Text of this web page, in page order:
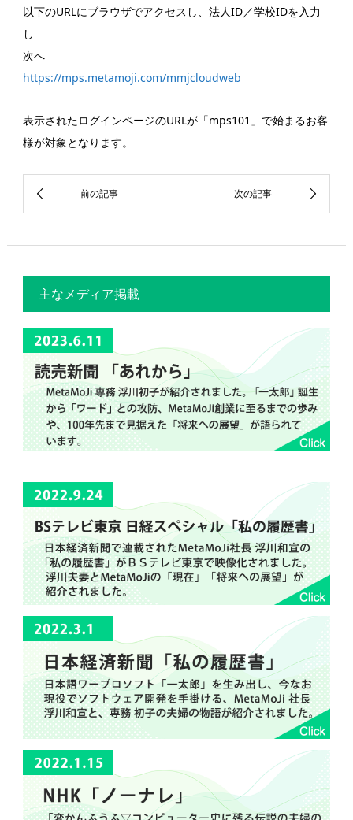
以下のURLにブラウザでアクセスし、法人ID／学校IDを入力
し
次へ
https://mps.metamoji.com/mmjcloudweb
表示されたログインページのURLが「mps101」で始まるお客
様が対象となります。
主なメディア掲載